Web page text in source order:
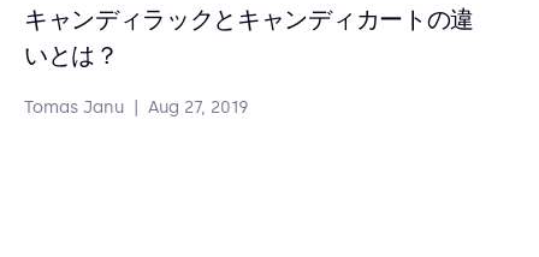
キャンディラックとキャンディカートの違
いとは？
Tomas Janu Aug 27, 2019